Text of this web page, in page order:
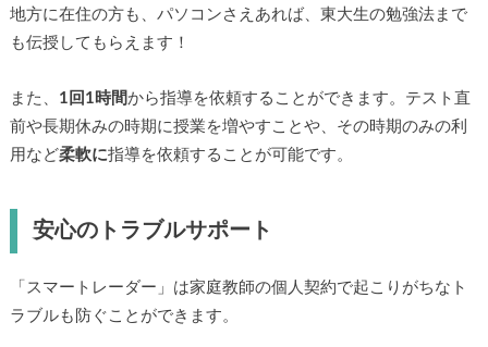
地方に在住の方も、パソコンさえあれば、東大生の勉強法まで
も伝授してもらえます！
また、 1回1時間から指導を依頼することができます。テスト直
前や長期休みの時期に授業を増やすことや、その時期のみの利
用など柔軟に指導を依頼することが可能です。
安心のトラブルサポート
「スマートレーダー」は家庭教師の個人契約で起こりがちなト
ラブルも防ぐことができます。